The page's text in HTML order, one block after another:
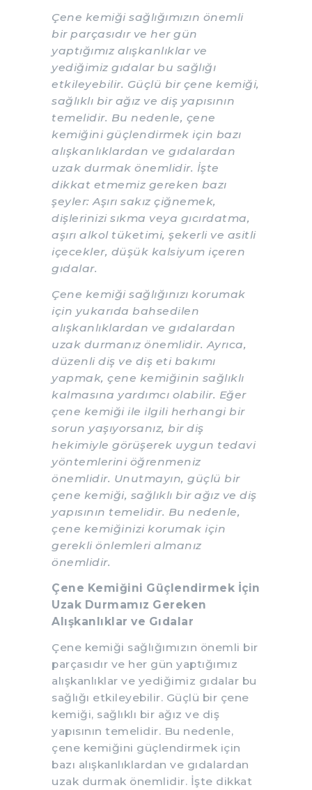
Çene kemiği sağlığımızın önemli
bir parçasıdır ve her gün
yaptığımız alışkanlıklar ve
yediğimiz gıdalar bu sağlığı
etkileyebilir. Güçlü bir çene kemiği,
sağlıklı bir ağız ve diş yapısının
temelidir. Bu nedenle, çene
kemiğini güçlendirmek için bazı
alışkanlıklardan ve gıdalardan
uzak durmak önemlidir. İşte
dikkat etmemiz gereken bazı
şeyler: Aşırı sakız çiğnemek,
dişlerinizi sıkma veya gıcırdatma,
aşırı alkol tüketimi, şekerli ve asitli
içecekler, düşük kalsiyum içeren
gıdalar.
Çene kemiği sağlığınızı korumak
için yukarıda bahsedilen
alışkanlıklardan ve gıdalardan
uzak durmanız önemlidir. Ayrıca,
düzenli diş ve diş eti bakımı
yapmak, çene kemiğinin sağlıklı
kalmasına yardımcı olabilir. Eğer
çene kemiği ile ilgili herhangi bir
sorun yaşıyorsanız, bir diş
hekimiyle görüşerek uygun tedavi
yöntemlerini öğrenmeniz
önemlidir. Unutmayın, güçlü bir
çene kemiği, sağlıklı bir ağız ve diş
yapısının temelidir. Bu nedenle,
çene kemiğinizi korumak için
gerekli önlemleri almanız
önemlidir.
Çene Kemiğini Güçlendirmek İçin
Uzak Durmamız Gereken
Alışkanlıklar ve Gıdalar
Çene kemiği sağlığımızın önemli bir
parçasıdır ve her gün yaptığımız
alışkanlıklar ve yediğimiz gıdalar bu
sağlığı etkileyebilir. Güçlü bir çene
kemiği, sağlıklı bir ağız ve diş
yapısının temelidir. Bu nedenle,
çene kemiğini güçlendirmek için
bazı alışkanlıklardan ve gıdalardan
uzak durmak önemlidir. İşte dikkat